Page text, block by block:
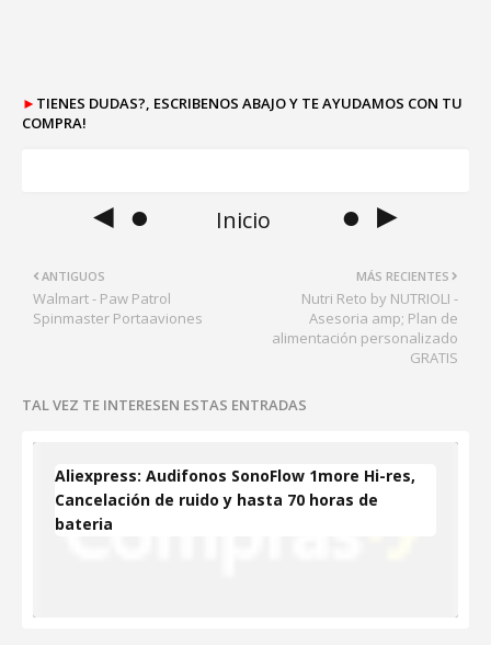
► TIENES DUDAS?, ESCRIBENOS ABAJO Y TE AYUDAMOS CON TU
COMPRA!
◄ ● Inicio ● ►
MÁS RECIENTES
Nutri Reto by NUTRIOLI -
Asesoria amp; Plan de
alimentación personalizado
GRATIS
ANTIGUOS
Walmart - Paw Patrol
Spinmaster Portaaviones
TAL VEZ TE INTERESEN ESTAS ENTRADAS
Aliexpress: Audifonos SonoFlow 1more Hi-res,
Cancelación de ruido y hasta 70 horas de
bateria